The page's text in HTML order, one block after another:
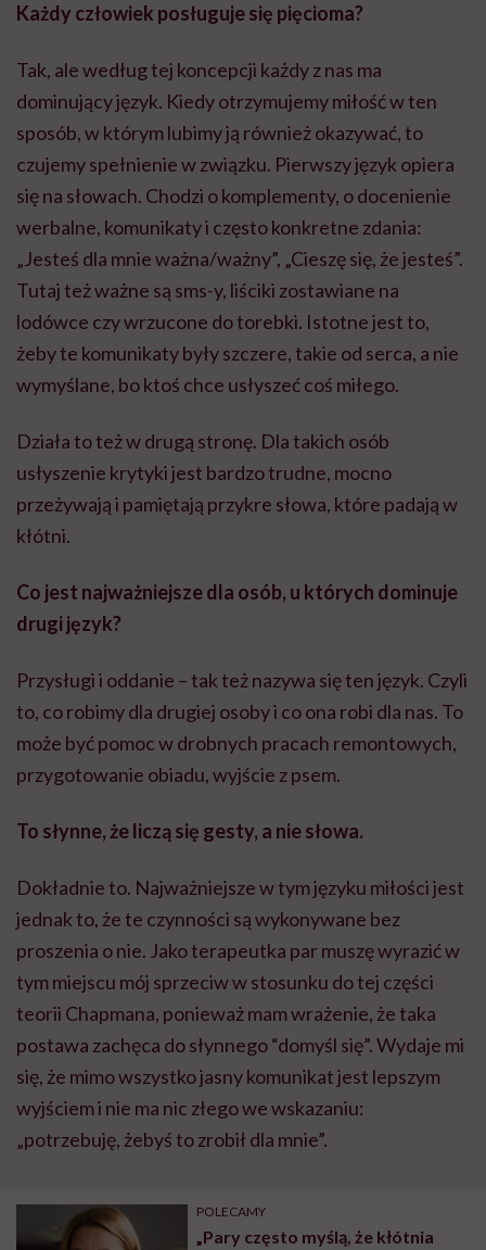
Każdy człowiek posługuje się pięcioma?
Tak, ale według tej koncepcji każdy z nas ma
dominujący język. Kiedy otrzymujemy miłość w ten
sposób, w którym lubimy ją również okazywać, to
czujemy spełnienie w związku. Pierwszy język opiera
się na słowach. Chodzi o komplementy, o docenienie
werbalne, komunikaty i często konkretne zdania:
„Jesteś dla mnie ważna/ważny”, „Cieszę się, że jesteś”.
Tutaj też ważne są sms-y, liściki zostawiane na
lodówce czy wrzucone do torebki. Istotne jest to,
żeby te komunikaty były szczere, takie od serca, a nie
wymyślane, bo ktoś chce usłyszeć coś miłego.
Działa to też w drugą stronę. Dla takich osób
usłyszenie krytyki jest bardzo trudne, mocno
przeżywają i pamiętają przykre słowa, które padają w
kłótni.
Co jest najważniejsze dla osób, u których dominuje
drugi język?
Przysługi i oddanie – tak też nazywa się ten język. Czyli
to, co robimy dla drugiej osoby i co ona robi dla nas. To
może być pomoc w drobnych pracach remontowych,
przygotowanie obiadu, wyjście z psem.
To słynne, że liczą się gesty, a nie słowa.
Dokładnie to. Najważniejsze w tym języku miłości jest
jednak to, że te czynności są wykonywane bez
proszenia o nie. Jako terapeutka par muszę wyrazić w
tym miejscu mój sprzeciw w stosunku do tej części
teorii Chapmana, ponieważ mam wrażenie, że taka
postawa zachęca do słynnego “domyśl się”. Wydaje mi
się, że mimo wszystko jasny komunikat jest lepszym
wyjściem i nie ma nic złego we wskazaniu:
„potrzebuję, żebyś to zrobił dla mnie”.
POLECAMY
„Pary często myślą, że kłótnia